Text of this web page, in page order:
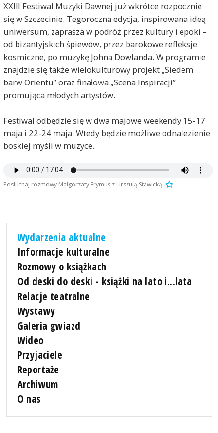
XXIII Festiwal Muzyki Dawnej już wkrótce rozpocznie
się w Szczecinie. Tegoroczna edycja, inspirowana ideą
uniwersum, zaprasza w podróż przez kultury i epoki –
od bizantyjskich śpiewów, przez barokowe refleksje
kosmiczne, po muzykę Johna Dowlanda. W programie
znajdzie się także wielokulturowy projekt „Siedem
barw Orientu” oraz finałowa „Scena Inspiracji”
promująca młodych artystów.
Festiwal odbędzie się w dwa majowe weekendy 15-17
maja i 22-24 maja. Wtedy będzie możliwe odnalezienie
boskiej myśli w muzyce.
Posłuchaj rozmowy Małgorzaty Frymus z Urszulą Stawicką
Wydarzenia aktualne
Informacje kulturalne
Rozmowy o książkach
Od deski do deski - książki na lato i...lata
Relacje teatralne
Wystawy
Galeria gwiazd
Wideo
Przyjaciele
Reportaże
Archiwum
O nas